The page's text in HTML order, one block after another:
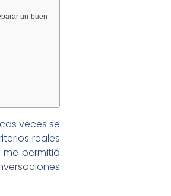
un buen
veces se
reales
permitió